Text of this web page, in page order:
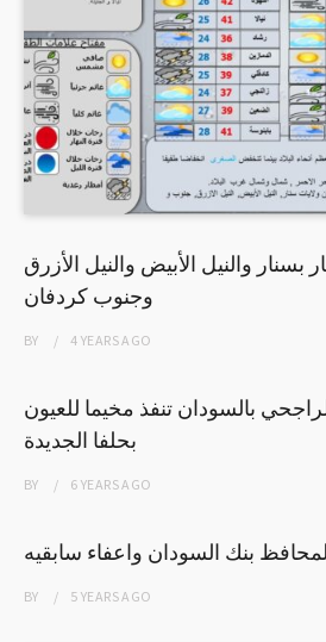
والنيل الأبيض والنيل الأزرق
وجنوب كردفان
BY 4 YEARSAGO
بالسودان تنفذ مخيما للعيون
بحلفا الجديدة
BY 6 YEARSAGO
بنك السودان واعفاء سابقيه
BY 5 YEARSAGO